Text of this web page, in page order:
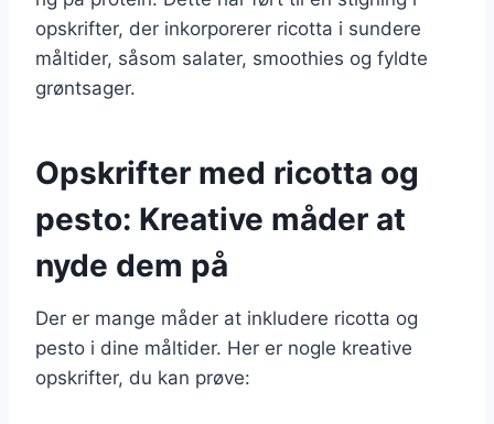
opskrifter, der inkorporerer ricotta i sundere
måltider, såsom salater, smoothies og fyldte
grøntsager.
Opskrifter med ricotta og
pesto: Kreative måder at
nyde dem på
Der er mange måder at inkludere ricotta og
pesto i dine måltider. Her er nogle kreative
opskrifter, du kan prøve: